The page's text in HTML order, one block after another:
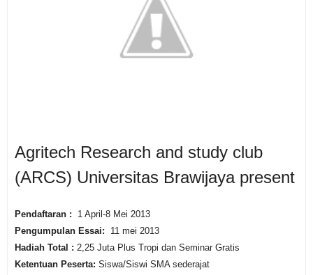
Agritech Research and study club
(ARCS) Universitas Brawijaya present
Pendaftaran : 1 April-8 Mei 2013
Pengumpulan Essai: 11 mei 2013
Hadiah Total : 2,25 Juta Plus Tropi dan Seminar Gratis
Ketentuan Peserta: Siswa/Siswi SMA sederajat